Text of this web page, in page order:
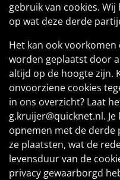
gebruik van cookies.
op wat deze derde
Het kan ook voorkomen
worden geplaatst door
altijd op de hoogte zijn.
onvoorziene cookies
in ons overzicht? Laat
g.kruijer@quicknet.nl.
opnemen met de derde
ze plaatsten, wat de
levensduur van de
privacy gewaarborgd